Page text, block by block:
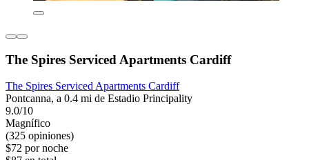
The Spires Serviced Apartments Cardiff
The Spires Serviced Apartments Cardiff
Pontcanna, a 0.4 mi de Estadio Principality
9.0/10
Magnífico
(325 opiniones)
$72 por noche